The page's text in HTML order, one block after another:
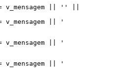
v_mensagem || '' ||
v_mensagem || '
v_mensagem || '
v_mensagem || '